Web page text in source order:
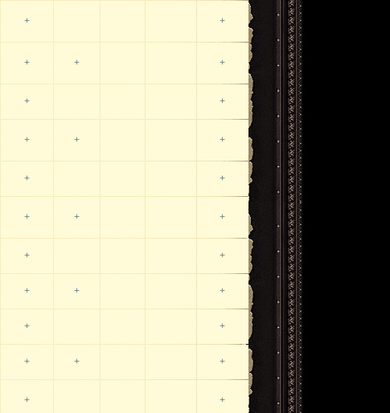
+ +
+ + +
+ +
+ + +
+ +
+ + +
+ +
+ + +
+ +
+ + +
+ +